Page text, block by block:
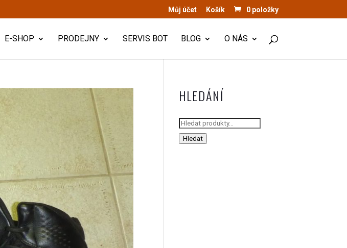
Můj účet Košík 0 položky
E-SHOP PRODEJNY SERVIS BOT BLOG O NÁS
HLEDÁNÍ
Hledat:
Hledat